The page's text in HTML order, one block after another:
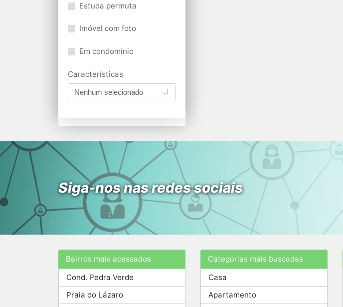
Estuda permuta
Imóvel com foto
Em condomínio
Características
Nenhum selecionado
Siga-nos nas redes sociais
Bairros mais acessados
Cond. Pedra Verde
Praia do Lázaro
Categorias mais buscadas
Casa
Apartamento